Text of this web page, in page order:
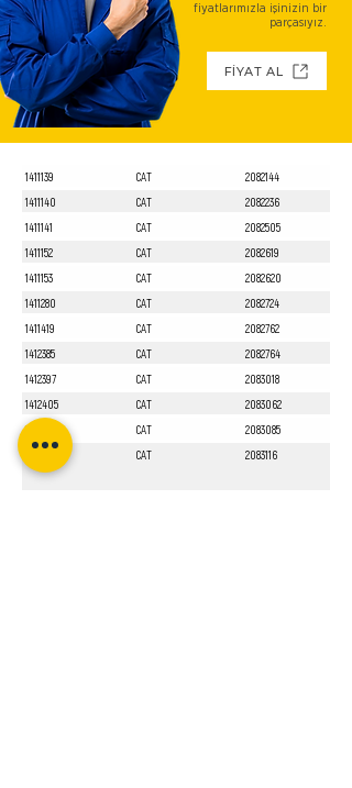
fiyatlarımızla işinizin bir
parçasıyız.
FİYAT AL
1411139 CAT
2082144
1411140
CAT
2082236
1411141
CAT
2082505
1411152
CAT
2082619
1411153
CAT
2082620
1411280
CAT
2082724
1411419
CAT
2082762
1412385
CAT
2082764
1412397
CAT
2083018
1412405
CAT
2083062
1412551
CAT
2083085
CAT 2083116